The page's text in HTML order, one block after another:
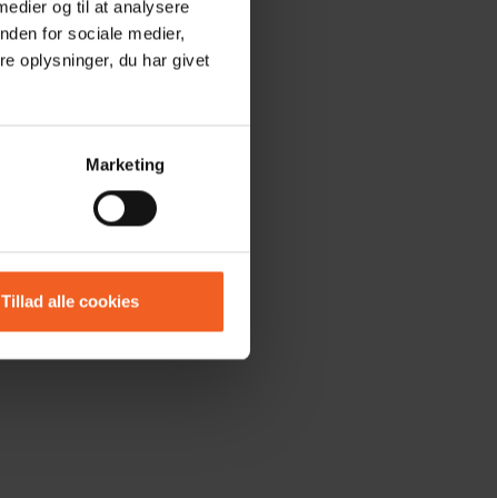
og til at analysere
for sociale medier,
oplysninger, du har givet
Marketing
Tillad alle cookies